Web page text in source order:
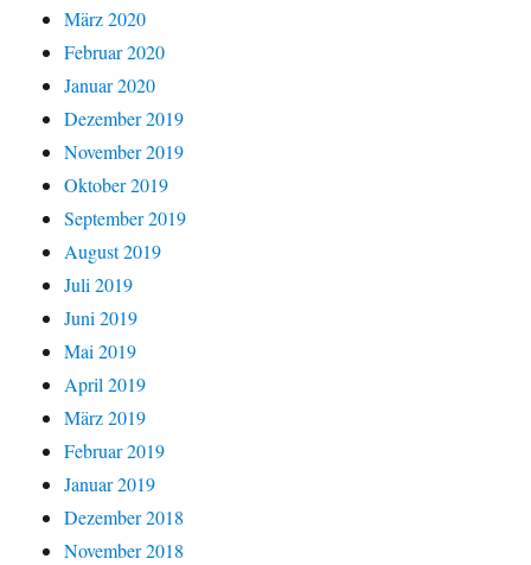
März 2020
Februar 2020
Januar 2020
Dezember 2019
November 2019
Oktober 2019
September 2019
August 2019
Juli 2019
Juni 2019
Mai 2019
April 2019
März 2019
Februar 2019
Januar 2019
Dezember 2018
November 2018